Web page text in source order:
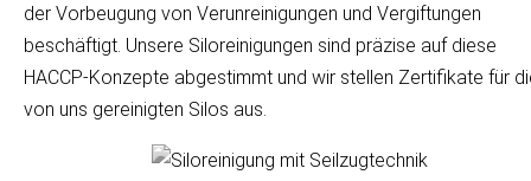
der Vorbeugung von Verunreinigungen und Vergiftungen
beschäftigt. Unsere Siloreinigungen sind präzise auf diese
HACCP-Konzepte abgestimmt und wir stellen Zertifikate für
von uns gereinigten Silos aus.